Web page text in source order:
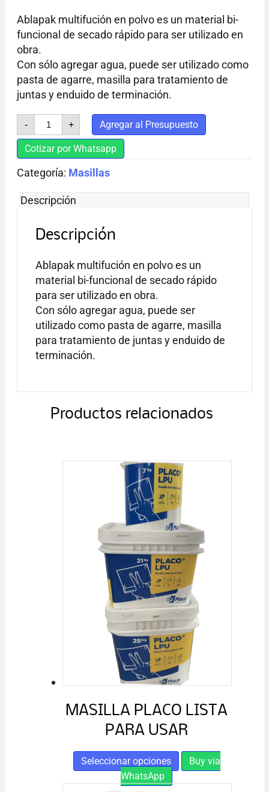
Ablapak multifución en polvo es un material bi-
funcional de secado rápido para ser utilizado en
obra.
Con sólo agregar agua, puede ser utilizado como
pasta de agarre, masilla para tratamiento de
juntas y enduido de terminación.
-
ADHESIVO
ABAPLACK
20KG
cantidad
+ Agregar al Presupuesto
Cotizar por Whatsapp
Categoría: Masillas
Descripción
Descripción
Ablapak multifución en polvo es un
material bi-funcional de secado rápido
para ser utilizado en obra.
Con sólo agregar agua, puede ser
utilizado como pasta de agarre, masilla
para tratamiento de juntas y enduido de
terminación.
Productos relacionados
MASILLA PLACO LISTA
PARA USAR
Seleccionar opciones
Este
producto
Buy via
WhatsApp